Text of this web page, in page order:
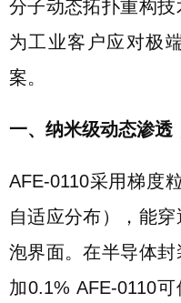
分子动态拓扑重构
为工业客户应对极
案。
一、纳米级动态渗透
AFE-0110采用梯度
自适应分布），能
泡界面。在半导体
加0.1% AFE-0110